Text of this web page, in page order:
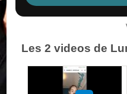
Les 2 videos de